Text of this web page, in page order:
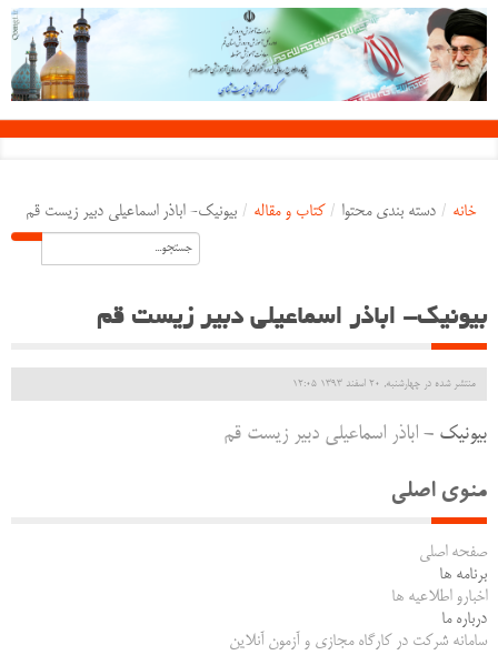
خانه / دسته بندی محتوا / کتاب و مقاله / بیونیک- اباذر اسماعيلي دبير زيست قم
بیونیک- اباذر اسماعيلي دبير زيست قم
منتشر شده در چهارشنبه, 20 اسفند 1393 12:05
بيونيك - اباذر اسماعيلي دبير زيست قم
منوی اصلی
صفحه اصلی
برنامه ها
اخبارو اطلاعیه ها
درباره ما
سامانه شرکت در کارگاه مجازی و آزمون آنلاین